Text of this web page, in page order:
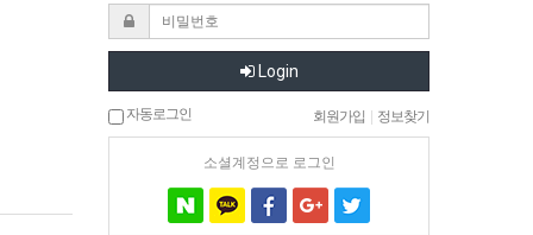
Login
자동로그인 회원가입 정보찾기
소셜계정으로 로그인